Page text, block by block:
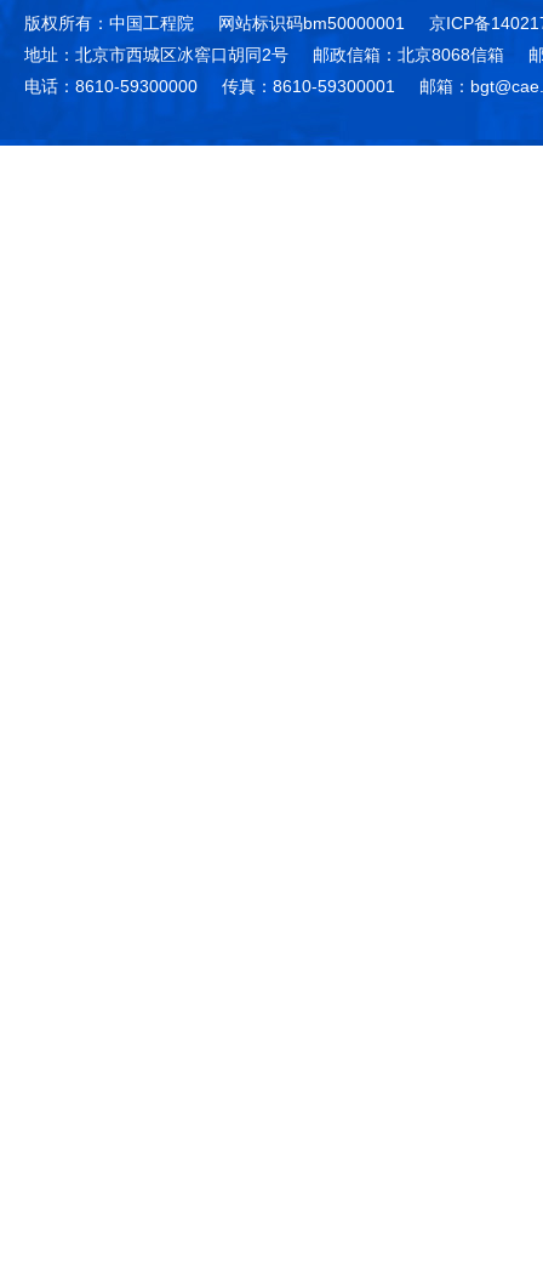
版权所有：中国工程院 网站标识码bm50000001
京ICP备
地址：北京市西城区冰窖口胡同2号
邮政信箱：北京8068信箱
电话：8610-59300000
传真：8610-59300001 邮箱：